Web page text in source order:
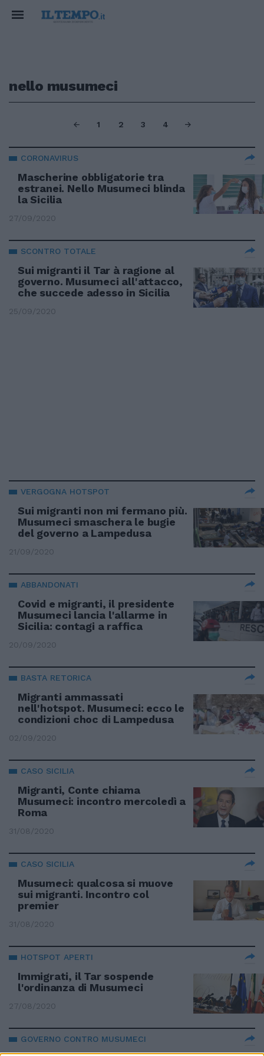
nello musumeci
1 2 3 4
CORONAVIRUS
Mascherine obbligatorie tra
estranei. Nello Musumeci blinda
la Sicilia
27/09/2020
SCONTRO TOTALE
Sui migranti il Tar à ragione al
governo. Musumeci all'attacco,
che succede adesso in Sicilia
25/09/2020
VERGOGNA HOTSPOT
Sui migranti non mi fermano più.
Musumeci smaschera le bugie
del governo a Lampedusa
21/09/2020
ABBANDONATI
Covid e migranti, il presidente
Musumeci lancia l'allarme in
Sicilia: contagi a raffica
20/09/2020
BASTA RETORICA
Migranti ammassati
nell'hotspot. Musumeci: ecco le
condizioni choc di Lampedusa
02/09/2020
CASO SICILIA
Migranti, Conte chiama
Musumeci: incontro mercoledì a
Roma
31/08/2020
CASO SICILIA
Musumeci: qualcosa si muove
sui migranti. Incontro col
premier
31/08/2020
HOTSPOT APERTI
Immigrati, il Tar sospende
l'ordinanza di Musumeci
27/08/2020
GOVERNO CONTRO MUSUMECI